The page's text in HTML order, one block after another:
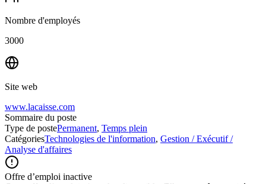
Nombre d'employés
3000
Site web
www.lacaisse.com
Sommaire du poste
Type de postePermanent, Temps plein
CatégoriesTechnologies de l'information, Gestion / Exécutif /
Analyse d'affaires
Offre d’emploi inactive